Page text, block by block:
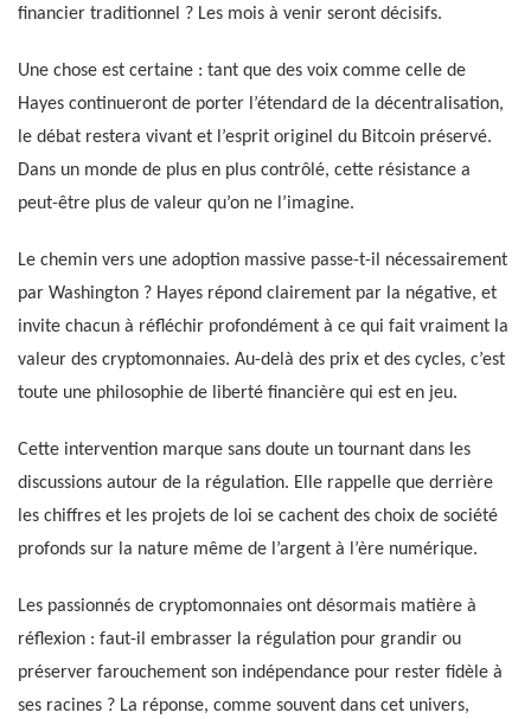
financier traditionnel ? Les mois à venir seront décisifs.
Une chose est certaine : tant que des voix comme celle de
Hayes continueront de porter l’étendard de la décentralisation,
le débat restera vivant et l’esprit originel du Bitcoin préservé.
Dans un monde de plus en plus contrôlé, cette résistance a
peut-être plus de valeur qu’on ne l’imagine.
Le chemin vers une adoption massive passe-t-il nécessairement
par Washington ? Hayes répond clairement par la négative, et
invite chacun à réfléchir profondément à ce qui fait vraiment la
valeur des cryptomonnaies. Au-delà des prix et des cycles, c’est
toute une philosophie de liberté financière qui est en jeu.
Cette intervention marque sans doute un tournant dans les
discussions autour de la régulation. Elle rappelle que derrière
les chiffres et les projets de loi se cachent des choix de société
profonds sur la nature même de l’argent à l’ère numérique.
Les passionnés de cryptomonnaies ont désormais matière à
réflexion : faut-il embrasser la régulation pour grandir ou
préserver farouchement son indépendance pour rester fidèle à
ses racines ? La réponse, comme souvent dans cet univers,